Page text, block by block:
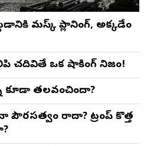
మస్క్ ప్లానింగ్, అక్కడేం
చదివితే ఒక షాకింగ్ నిజం!
కూడా తలవంచిందా?
పౌరసత్వం రాదా? ట్రంప్ కొత్త